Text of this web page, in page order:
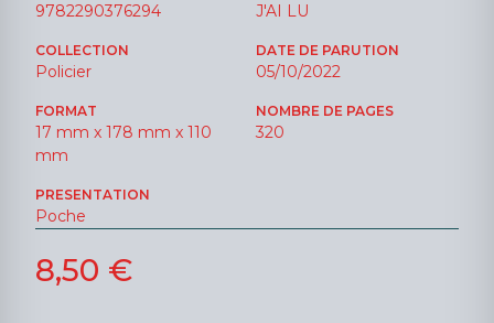
9782290376294 J'AI LU
COLLECTION
Policier
DATE DE PARUTION
05/10/2022
FORMAT
17 mm x 178 mm x 110
mm
NOMBRE DE PAGES
320
PRESENTATION
Poche
8,50 €